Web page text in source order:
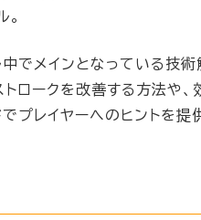
中でメインとなっている技術
ロークを改善する方法や、
プレイヤーへのヒントを提